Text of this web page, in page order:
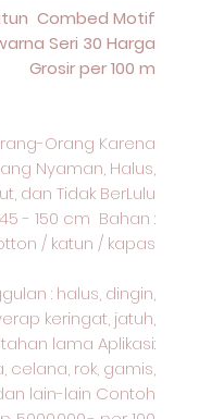
Combed Motif
Seri 30 Harga
Grosir per 100 m
Orang Karena
Nyaman, Halus,
dan Tidak BerLulu
- 150 cm Bahan :
/ katun / kapas
: halus, dingin,
keringat, jatuh,
lama Aplikasi:
celana, rok, gamis,
lain-lain Contoh